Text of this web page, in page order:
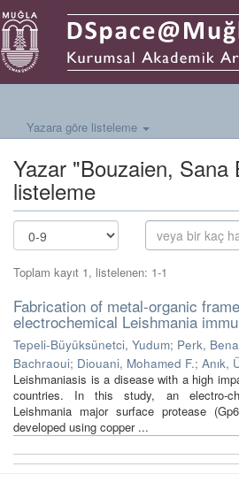
Yazara göre listeleme
Yazar "Bouzaien, Sana
listeleme
Toplam kayıt 1, listelenen: 1-1
Fabrication of metal-organic
electrochemical Leishmania
Tepeli-Büyüksünetci, Yudum; Perk,
Bachraoui; Diouani, Mohamed F.; Anık,
Leishmaniasis is a disease with a high
countries. In this study, an electro-
Leishmania major surface protease
developed using copper ...